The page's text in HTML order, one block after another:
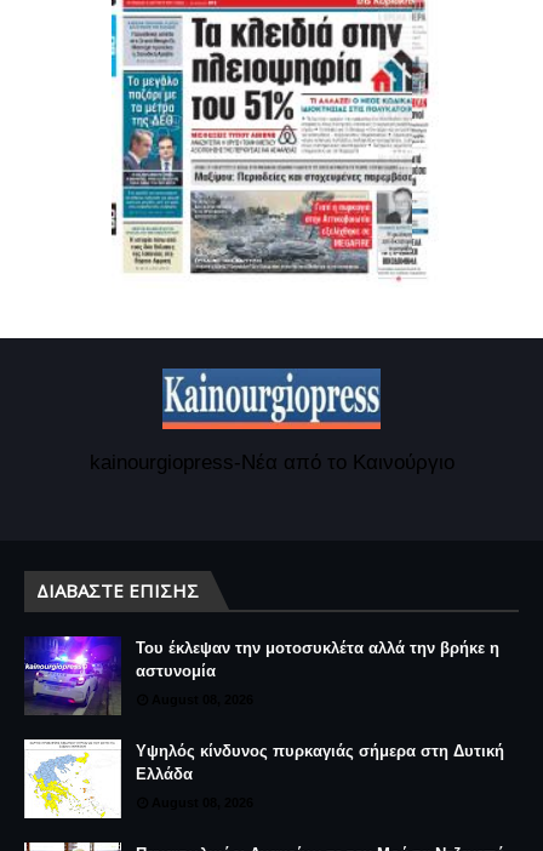
kainourgiopress-Νέα από το Καινούργιο
ΔΙΑΒΆΣΤΕ ΕΠΊΣΗΣ
Του έκλεψαν την μοτοσυκλέτα αλλά την βρήκε η
αστυνομία
Υψηλός κίνδυνος πυρκαγιάς σήμερα στη Δυτική
Ελλάδα